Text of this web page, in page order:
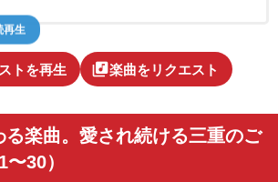
トを再生
再生
library_music楽曲をリクエスト
る楽曲。愛され続ける三重のご
30）